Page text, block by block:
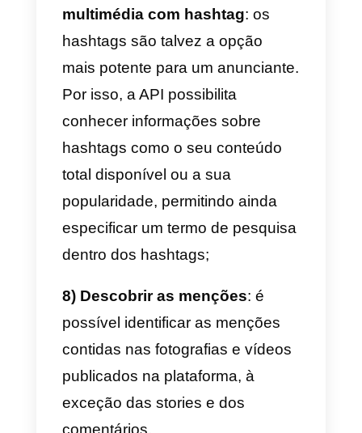
autenticados ou verificar as
estatísticas do nosso perfil;
4) Obter informações básicas
sobre outros usuários
Instagram Business e Creator:
pelo mesmo modo é também
possível obter informações de
uma outra conta, de outras
empresas ou de qualquer
usuário;
5) Moderar os comentários e
respetivas respostas: